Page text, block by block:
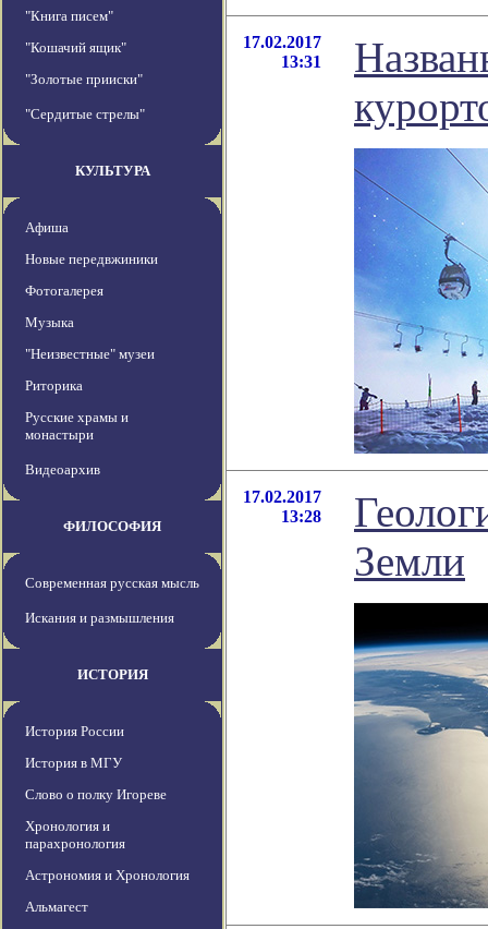
"Книга писем"
"Кошачий ящик"
"Золотые прииски"
"Сердитые стрелы"
КУЛЬТУРА
Афиша
Новые передвжиники
Фотогалерея
Музыка
"Неизвестные" музеи
Риторика
Русские храмы и
монастыри
Видеоархив
ФИЛОСОФИЯ
Современная русская мысль
Искания и размышления
ИСТОРИЯ
История России
История в МГУ
Слово о полку Игореве
Хронология и
парахронология
Астрономия и Хронология
Альмагест
17.02.2017
13:31
17.02.2017
13:28
Земли